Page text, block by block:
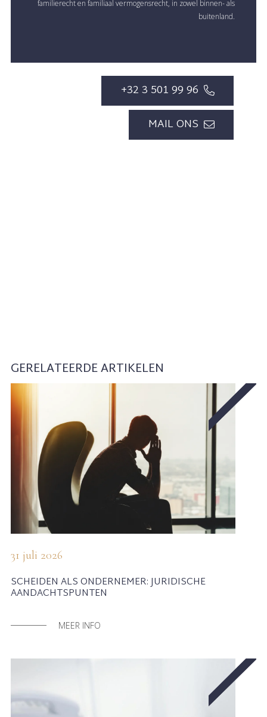
familierecht en familiaal vermogensrecht, in zowel binnen- als
buitenland.
+32 3 501 99 96
MAIL ONS
GERELATEERDE ARTIKELEN
31 juli 2026
SCHEIDEN ALS ONDERNEMER: JURIDISCHE
AANDACHTSPUNTEN
MEER INFO